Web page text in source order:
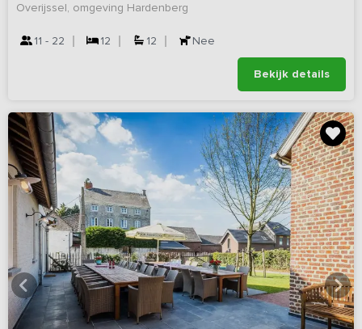
Overijssel, omgeving Hardenberg
11 - 22 12 12 Nee
Bekijk details